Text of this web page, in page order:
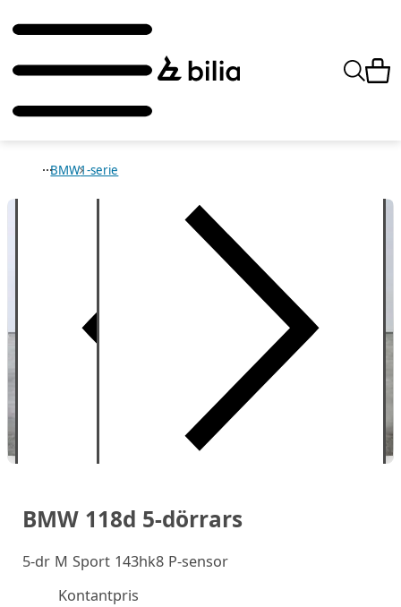
BMW1-serie
BMW 118d 5-dörrars
5-dr M Sport 143hk8 P-sensor
Kontantpris